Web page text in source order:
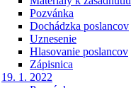
Pozvánka
Dochádzka poslancov
Uznesenie
Hlasovanie poslancov
Zápisnica
19. 1. 2022